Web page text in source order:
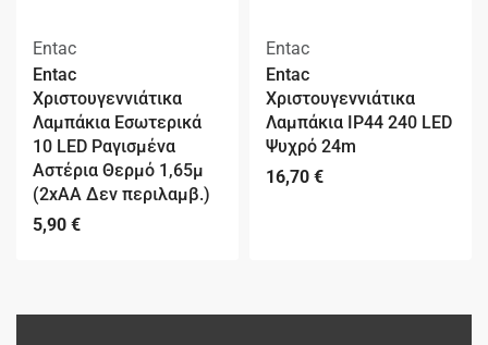
Entac
Entac
Χριστουγεννιάτικα
Λαμπάκια Εσωτερικά
10 LED Ραγισμένα
Αστέρια Θερμό 1,65μ
(2xAA Δεν περιλαμβ.)
5,90 €
Entac
Entac
Χριστουγεννιάτικα
Λαμπάκια IP44 240 LED
Ψυχρό 24m
16,70 €